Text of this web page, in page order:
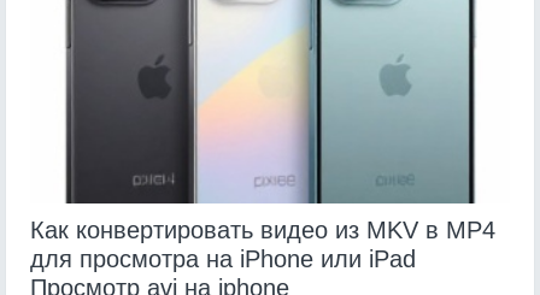
Как конвертировать видео из MKV в MP4
для просмотра на iPhone или iPad
Просмотр avi на iphone